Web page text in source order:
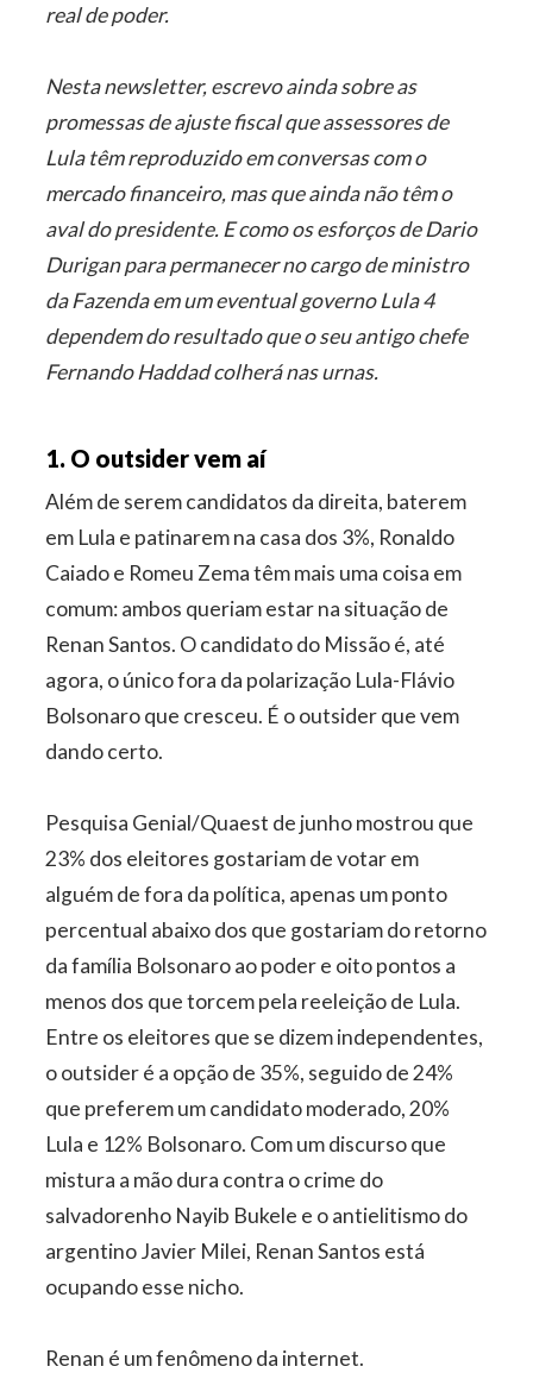
real de poder.
Nesta newsletter, escrevo ainda sobre as
promessas de ajuste fiscal que assessores de
Lula têm reproduzido em conversas com o
mercado financeiro, mas que ainda não têm o
aval do presidente. E como os esforços de Dario
Durigan para permanecer no cargo de ministro
da Fazenda em um eventual governo Lula 4
dependem do resultado que o seu antigo chefe
Fernando Haddad colherá nas urnas.
1. O outsider vem aí
Além de serem candidatos da direita, baterem
em Lula e patinarem na casa dos 3%, Ronaldo
Caiado e Romeu Zema têm mais uma coisa em
comum: ambos queriam estar na situação de
Renan Santos. O candidato do Missão é, até
agora, o único fora da polarização Lula-Flávio
Bolsonaro que cresceu. É o outsider que vem
dando certo.
Pesquisa Genial/Quaest de junho mostrou que
23% dos eleitores gostariam de votar em
alguém de fora da política, apenas um ponto
percentual abaixo dos que gostariam do retorno
da família Bolsonaro ao poder e oito pontos a
menos dos que torcem pela reeleição de Lula.
Entre os eleitores que se dizem independentes,
o outsider é a opção de 35%, seguido de 24%
que preferem um candidato moderado, 20%
Lula e 12% Bolsonaro. Com um discurso que
mistura a mão dura contra o crime do
salvadorenho Nayib Bukele e o antielitismo do
argentino Javier Milei, Renan Santos está
ocupando esse nicho.
Renan é um fenômeno da internet.